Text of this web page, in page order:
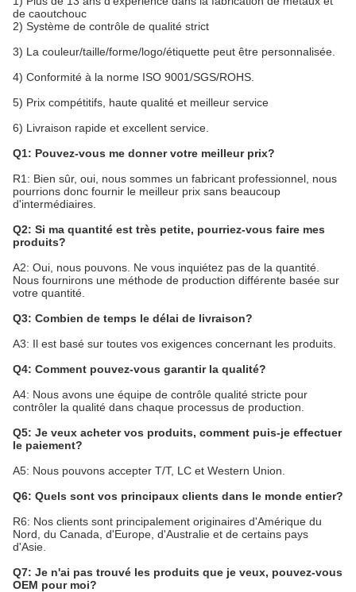
de caoutchouc
2) Système de contrôle de qualité strict
3) La couleur/taille/forme/logo/étiquette peut être personnalisée.
4) Conformité à la norme ISO 9001/SGS/ROHS.
5) Prix compétitifs, haute qualité et meilleur service
6) Livraison rapide et excellent service.
Q1: Pouvez-vous me donner votre meilleur prix?
R1: Bien sûr, oui, nous sommes un fabricant professionnel, nous
pourrions donc fournir le meilleur prix sans beaucoup
d'intermédiaires.
Q2: Si ma quantité est très petite, pourriez-vous faire mes
produits?
A2: Oui, nous pouvons. Ne vous inquiétez pas de la quantité.
Nous fournirons une méthode de production différente basée sur
votre quantité.
Q3: Combien de temps le délai de livraison?
A3: Il est basé sur toutes vos exigences concernant les produits.
Q4: Comment pouvez-vous garantir la qualité?
A4: Nous avons une équipe de contrôle qualité stricte pour
contrôler la qualité dans chaque processus de production.
Q5: Je veux acheter vos produits, comment puis-je effectuer
le paiement?
A5: Nous pouvons accepter T/T, LC et Western Union.
Q6: Quels sont vos principaux clients dans le monde entier?
R6: Nos clients sont principalement originaires d'Amérique du
Nord, du Canada, d'Europe, d'Australie et de certains pays
d'Asie.
Q7: Je n'ai pas trouvé les produits que je veux, pouvez-vous
OEM pour moi?